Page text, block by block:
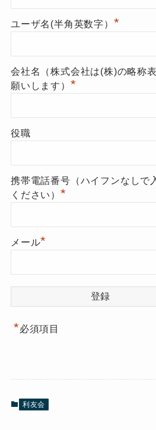
ユーザ名(半角英数字） *
会社名（株式会社は(株)の略称
願いします） *
役職
携帯電話番号（ハイフンなしで
ください） *
メール*
*必須項目
利友会